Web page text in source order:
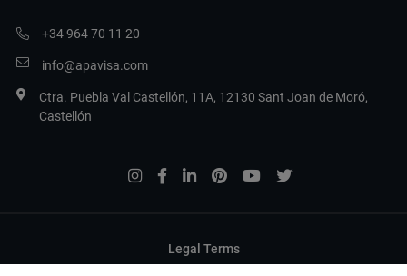
+34 964 70 11 20
info@apavisa.com
Ctra. Puebla Val Castellón, 11A, 12130 Sant Joan de Moró,
Castellón
Legal Terms